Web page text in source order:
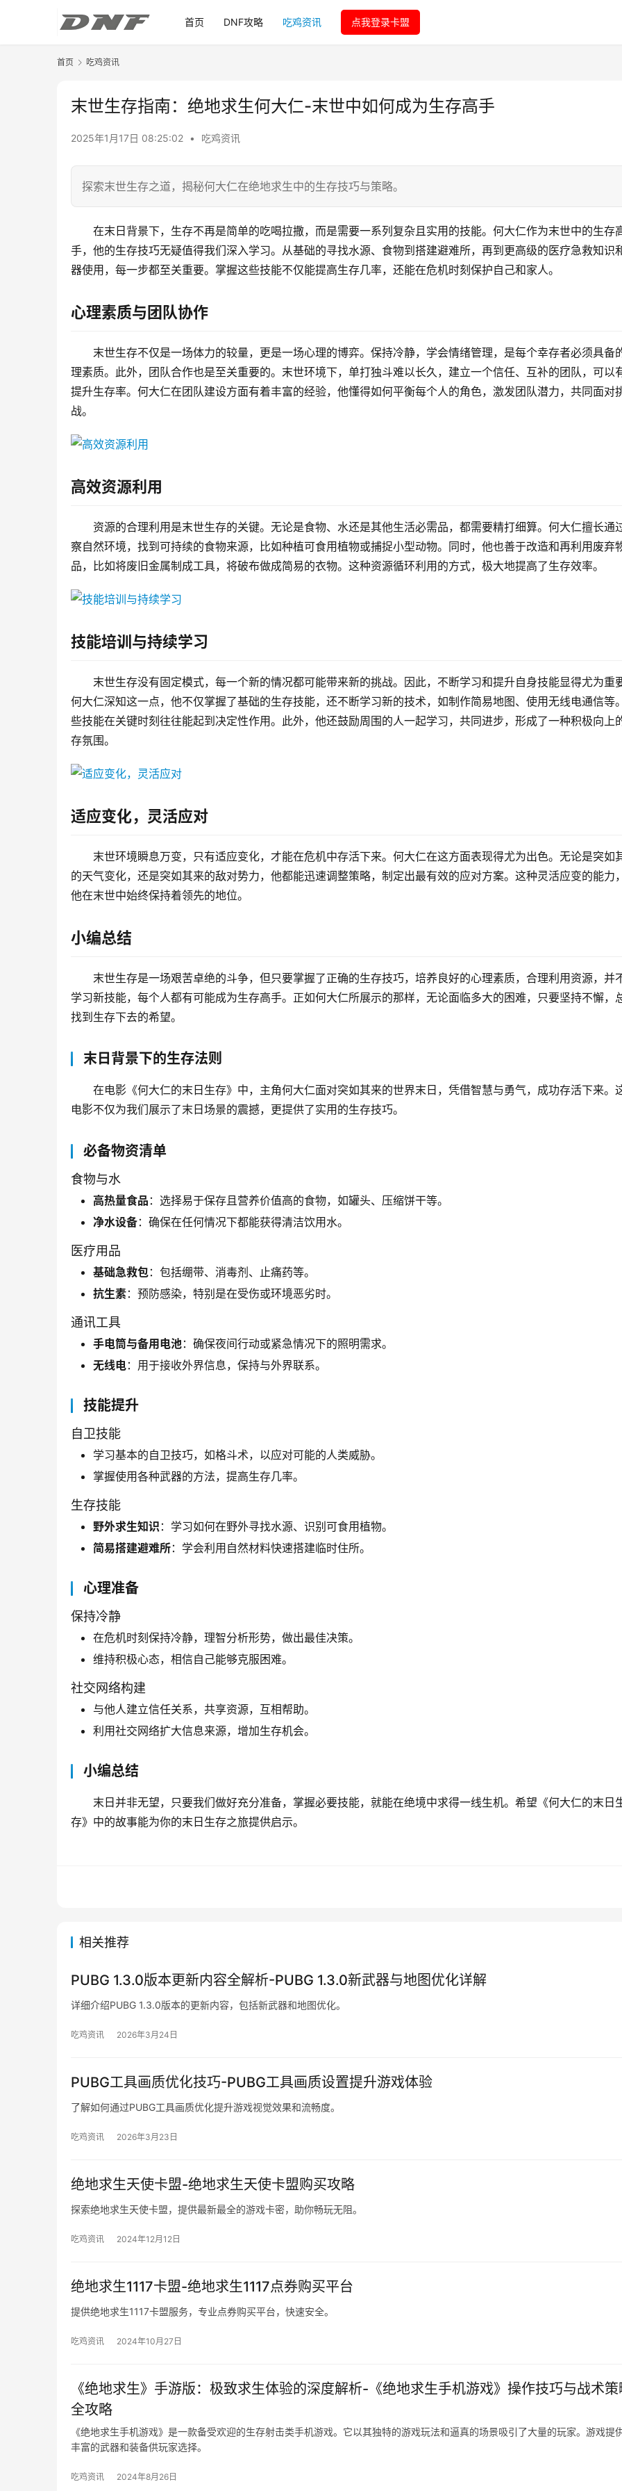
首页 DNF攻略 吃鸡资讯 点我登录卡盟
首页 吃鸡资讯
末世生存指南：绝地求生何大仁-末世中如何成为生存高手
2025年1月17日 08:25:02 • 吃鸡资讯
探索末世生存之道，揭秘何大仁在绝地求生中的生存技巧与策略。
在末日背景下，生存不再是简单的吃喝拉撒，而是需要一系列复杂且实用的技能。何大仁作为末世中的生存
手，他的生存技巧无疑值得我们深入学习。从基础的寻找水源、食物到搭建避难所，再到更高级的医疗急救知识
器使用，每一步都至关重要。掌握这些技能不仅能提高生存几率，还能在危机时刻保护自己和家人。
心理素质与团队协作
末世生存不仅是一场体力的较量，更是一场心理的博弈。保持冷静，学会情绪管理，是每个幸存者必须具备
理素质。此外，团队合作也是至关重要的。末世环境下，单打独斗难以长久，建立一个信任、互补的团队，可以
提升生存率。何大仁在团队建设方面有着丰富的经验，他懂得如何平衡每个人的角色，激发团队潜力，共同面对
战。
高效资源利用
资源的合理利用是末世生存的关键。无论是食物、水还是其他生活必需品，都需要精打细算。何大仁擅长通
察自然环境，找到可持续的食物来源，比如种植可食用植物或捕捉小型动物。同时，他也善于改造和再利用废弃
品，比如将废旧金属制成工具，将破布做成简易的衣物。这种资源循环利用的方式，极大地提高了生存效率。
技能培训与持续学习
末世生存没有固定模式，每一个新的情况都可能带来新的挑战。因此，不断学习和提升自身技能显得尤为重
何大仁深知这一点，他不仅掌握了基础的生存技能，还不断学习新的技术，如制作简易地图、使用无线电通信等
些技能在关键时刻往往能起到决定性作用。此外，他还鼓励周围的人一起学习，共同进步，形成了一种积极向上
存氛围。
适应变化，灵活应对
末世环境瞬息万变，只有适应变化，才能在危机中存活下来。何大仁在这方面表现得尤为出色。无论是突如
的天气变化，还是突如其来的敌对势力，他都能迅速调整策略，制定出最有效的应对方案。这种灵活应变的能力
他在末世中始终保持着领先的地位。
小编总结
末世生存是一场艰苦卓绝的斗争，但只要掌握了正确的生存技巧，培养良好的心理素质，合理利用资源，并
学习新技能，每个人都有可能成为生存高手。正如何大仁所展示的那样，无论面临多大的困难，只要坚持不懈，
找到生存下去的希望。
末日背景下的生存法则
在电影《何大仁的末日生存》中，主角何大仁面对突如其来的世界末日，凭借智慧与勇气，成功存活下来。
电影不仅为我们展示了末日场景的震撼，更提供了实用的生存技巧。
必备物资清单
食物与水
高热量食品 ：选择易于保存且营养价值高的食物，如罐头、压缩饼干等。
净水设备：确保在任何情况下都能获得清洁饮用水。
医疗用品
基础急救包：包括绷带、消毒剂、止痛药等。
抗生素：预防感染，特别是在受伤或环境恶劣时。
通讯工具
手电筒与备用电池：确保夜间行动或紧急情况下的照明需求。
无线电：用于接收外界信息，保持与外界联系。
技能提升
自卫技能
学习基本的自卫技巧，如格斗术，以应对可能的人类威胁。
掌握使用各种武器的方法，提高生存几率。
生存技能
野外求生知识 ：学习如何在野外寻找水源、识别可食用植物。
简易搭建避难所：学会利用自然材料快速搭建临时住所。
心理准备
保持冷静
在危机时刻保持冷静，理智分析形势，做出最佳决策。
维持积极心态，相信自己能够克服困难。
社交网络构建
与他人建立信任关系，共享资源，互相帮助。
利用社交网络扩大信息来源，增加生存机会。
小编总结
末日并非无望，只要我们做好充分准备，掌握必要技能，就能在绝境中求得一线生机。希望《何大仁的末日
存》中的故事能为你的末日生存之旅提供启示。
相关推荐
PUBG 1.3.0版本更新内容全解析-PUBG 1.3.0新武器与地图优化详解
详细介绍PUBG 1.3.0版本的更新内容，包括新武器和地图优化。
吃鸡资讯 2026年3月24日
PUBG工具画质优化技巧-PUBG工具画质设置提升游戏体验
了解如何通过PUBG工具画质优化提升游戏视觉效果和流畅度。
吃鸡资讯 2026年3月23日
绝地求生天使卡盟-绝地求生天使卡盟购买攻略
探索绝地求生天使卡盟，提供最新最全的游戏卡密，助你畅玩无阻。
吃鸡资讯 2024年12月12日
绝地求生1117卡盟-绝地求生1117点券购买平台
提供绝地求生1117卡盟服务，专业点券购买平台，快速安全。
吃鸡资讯 2024年10月27日
《绝地求生》手游版：极致求生体验的深度解析-《绝地求生手机游戏》操作技巧与战术策
全攻略
《绝地求生手机游戏》是一款备受欢迎的生存射击类手机游戏。它以其独特的游戏玩法和逼真的场景吸引了大量的玩家。游戏提
丰富的武器和装备供玩家选择。
吃鸡资讯 2024年8月26日